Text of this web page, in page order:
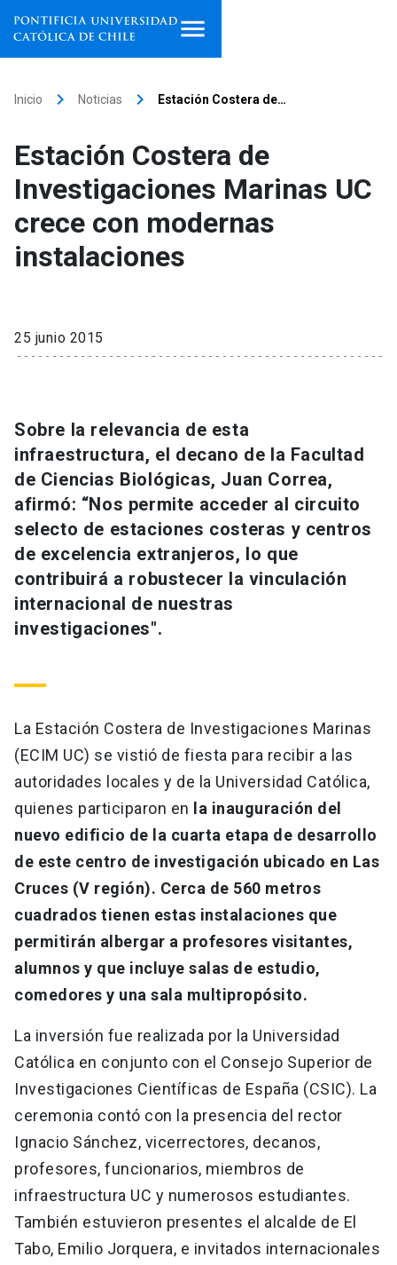
Facultades, escuelas e
institutos
Investigación
Información para keyboard_arrow_down
Futuros estudiantes
Estudiantes
Académicos
Personal
Vecinos launch
Go to english site launch
ACCESOS DIRECTOS
Admisión launch
Medios Biblioteca launch
Donaciones launch
Inicio keyboard_arrow_right Noticias keyboard_arrow_right Estación Costera de…
Estación Costera de
Investigaciones Marinas UC
crece con modernas
instalaciones
25 junio 2015
Sobre la relevancia de esta
infraestructura, el decano de la Facultad
de Ciencias Biológicas, Juan Correa,
afirmó: “Nos permite acceder al circuito
selecto de estaciones costeras y centros
de excelencia extranjeros, lo que
contribuirá a robustecer la vinculación
internacional de nuestras
investigaciones".
La Estación Costera de Investigaciones Marinas
(ECIM UC) se vistió de fiesta para recibir a las
autoridades locales y de la Universidad Católica,
quienes participaron en
la inauguración del
nuevo edificio de la cuarta etapa de desarrollo
de este centro de investigación ubicado en Las
Cruces (V región). Cerca de 560 metros
cuadrados tienen estas instalaciones que
permitirán albergar a profesores visitantes,
alumnos y que incluye salas de estudio,
comedores y una sala multipropósito.
La inversión fue realizada por la Universidad
Católica en conjunto con el Consejo Superior de
Investigaciones Científicas de España (CSIC). La
ceremonia contó con la presencia del rector
Ignacio Sánchez, vicerrectores, decanos,
profesores, funcionarios, miembros de
infraestructura UC y numerosos estudiantes.
También estuvieron presentes el alcalde de El
Tabo, Emilio Jorquera, e invitados internacionales